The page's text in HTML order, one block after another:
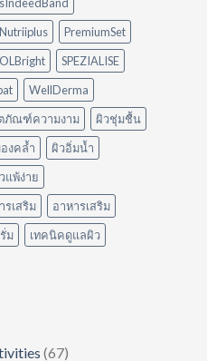
Nutriiplus
PremiumSet
SPEZIALISE
WellDerma
ภัณฑ์ความงาม
ผิวชุ่มชื้น
งคล้ำ
ผิวอิ่มน้ำ
แพ้ง่าย
เสริม
อาหารเสริม
ม เทคนิคดูแลผิว
(67)